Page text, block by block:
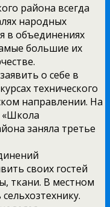
района всегда
народных
в объединениях
большие их
о себе в
технического
направлении. На
«Школа
заняла третье
своих гостей
ткани. В местном